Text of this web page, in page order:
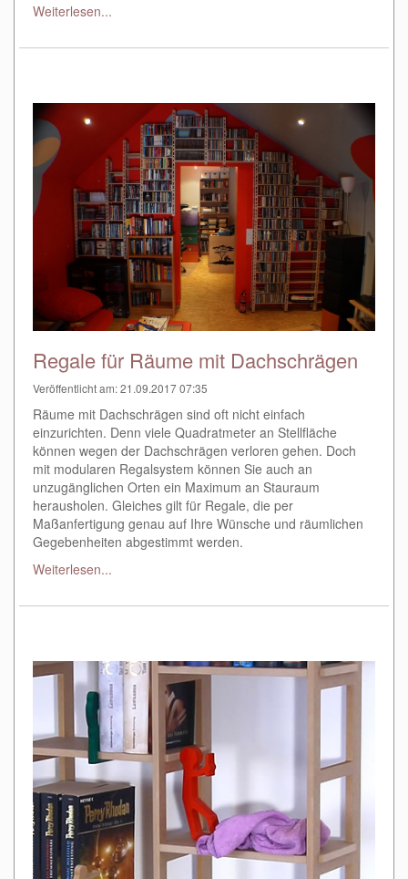
Weiterlesen...
Regale für Räume mit Dachschrägen
Veröffentlicht am: 21.09.2017 07:35
Räume mit Dachschrägen sind oft nicht einfach
einzurichten. Denn viele Quadratmeter an Stellfläche
können wegen der Dachschrägen verloren gehen. Doch
mit modularen Regalsystem können Sie auch an
unzugänglichen Orten ein Maximum an Stauraum
herausholen. Gleiches gilt für Regale, die per
Maßanfertigung genau auf Ihre Wünsche und räumlichen
Gegebenheiten abgestimmt werden.
Weiterlesen...